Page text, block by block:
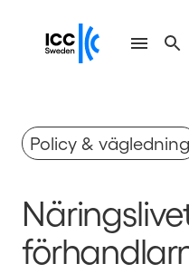
Policy & vägledning